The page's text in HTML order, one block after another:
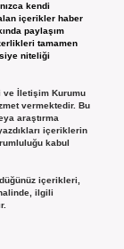
kendi
alan içerikler haber
paylaşım
tamamen
niteliği
ve İletişim Kurumu
vermektedir. Bu
araştırma
içeriklerin
kabul
içerikleri,
ilgili